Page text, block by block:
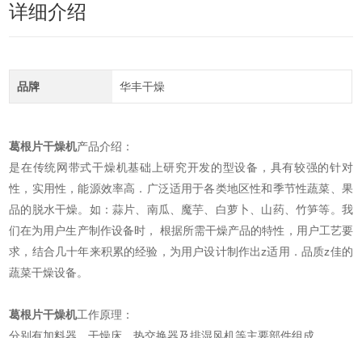
详细介绍
品牌 华丰干燥
葛根片干燥机产品介绍：
是在传统网带式干燥机基础上研究开发的型设备，具有较强的针对
性，实用性，能源效率高．广泛适用于各类地区性和季节性蔬菜、果
品的脱水干燥。如：蒜片、南瓜、魔芋、白萝卜、山药、竹笋等。我
们在为用户生产制作设备时， 根据所需干燥产品的特性，用户工艺要
求，结合几十年来积累的经验，为用户设计制作出z适用．品质z佳的
蔬菜干燥设备。
葛根片干燥机工作原理：